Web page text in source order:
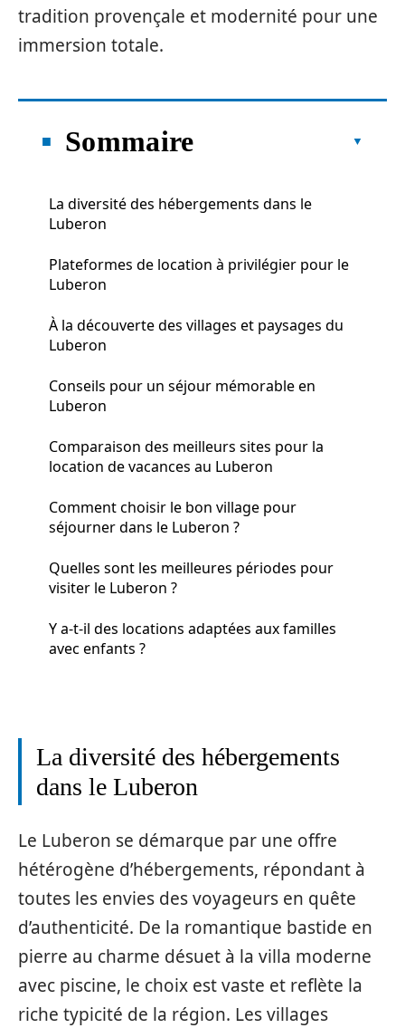
tradition provençale et modernité pour une
immersion totale.
Sommaire
La diversité des hébergements dans le
Luberon
Plateformes de location à privilégier pour le
Luberon
À la découverte des villages et paysages du
Luberon
Conseils pour un séjour mémorable en
Luberon
Comparaison des meilleurs sites pour la
location de vacances au Luberon
Comment choisir le bon village pour
séjourner dans le Luberon ?
Quelles sont les meilleures périodes pour
visiter le Luberon ?
Y a-t-il des locations adaptées aux familles
avec enfants ?
La diversité des hébergements
dans le Luberon
Le Luberon se démarque par une offre
hétérogène d’hébergements, répondant à
toutes les envies des voyageurs en quête
d’authenticité. De la romantique bastide en
pierre au charme désuet à la villa moderne
avec piscine, le choix est vaste et reflète la
riche typicité de la région. Les villages